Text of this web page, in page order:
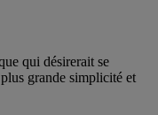
qui désirerait se
grande simplicité et